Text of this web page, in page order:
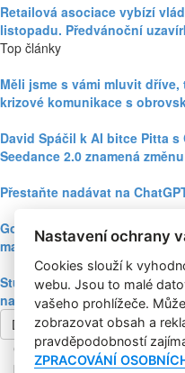
Retailová asociace vybízí
listopadu. Předvánoční
Top články
Měli jsme s vámi mluvit
krizové komunikace s
David Spáčil k AI bitce Pitta
Seedance 2.0 znamená
Přestaňte nadávat na
Google Nano Banana nabízí
marketing mezi genAI
Studie: Využívání generativní
nakupování prudce roste
Další článek
Copyright © 2004-2020
podmínek. ISSN 1803-957X
Nastavení ochrany
Cookies slouží k
webu. Jsou to malé
vašeho prohlížeče.
zobrazovat obsah a
pravděpodobností
ZPRACOVÁNÍ